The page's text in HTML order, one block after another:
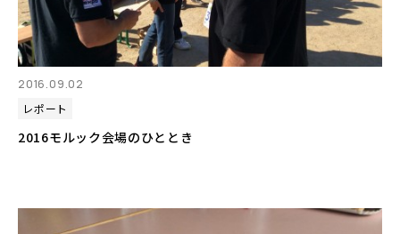
2016.09.02
レポート
2016モルック会場のひととき